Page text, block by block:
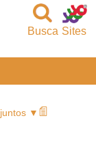
Sites
Busca
▼